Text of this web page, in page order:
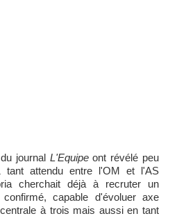
journal L'Equipeont révélé peu
attendu entre l'OM et l'AS
cherchait déjà à recruter un
capable d'évoluer axe
à trois mais aussi en tant